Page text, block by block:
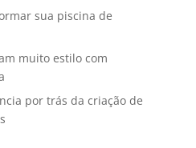
sua piscina de
muito estilo com
por trás da criação de